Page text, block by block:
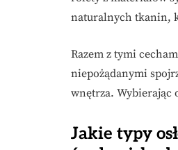
naturalnych tkanin,
Razem z tymi
niepożądanymi
wnętrza. Wybierając
Jakie typy